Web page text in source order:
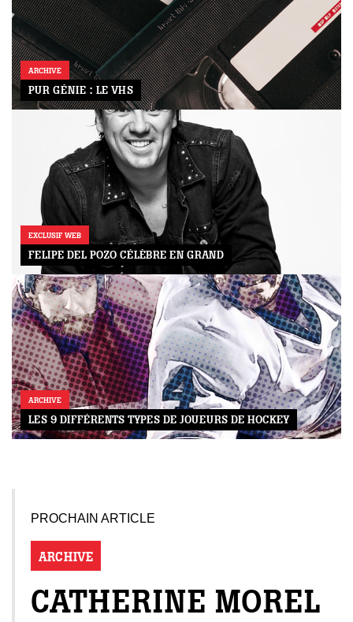
ARCHIVE
PUR GÉNIE : LE VHS
EXCLUSIF WEB
FELIPE DEL POZO CÉLÈBRE EN GRAND
ARCHIVE
LES 9 DIFFÉRENTS TYPES DE JOUEURS DE HOCKEY
PROCHAIN ARTICLE
ARCHIVE
CATHERINE MOREL